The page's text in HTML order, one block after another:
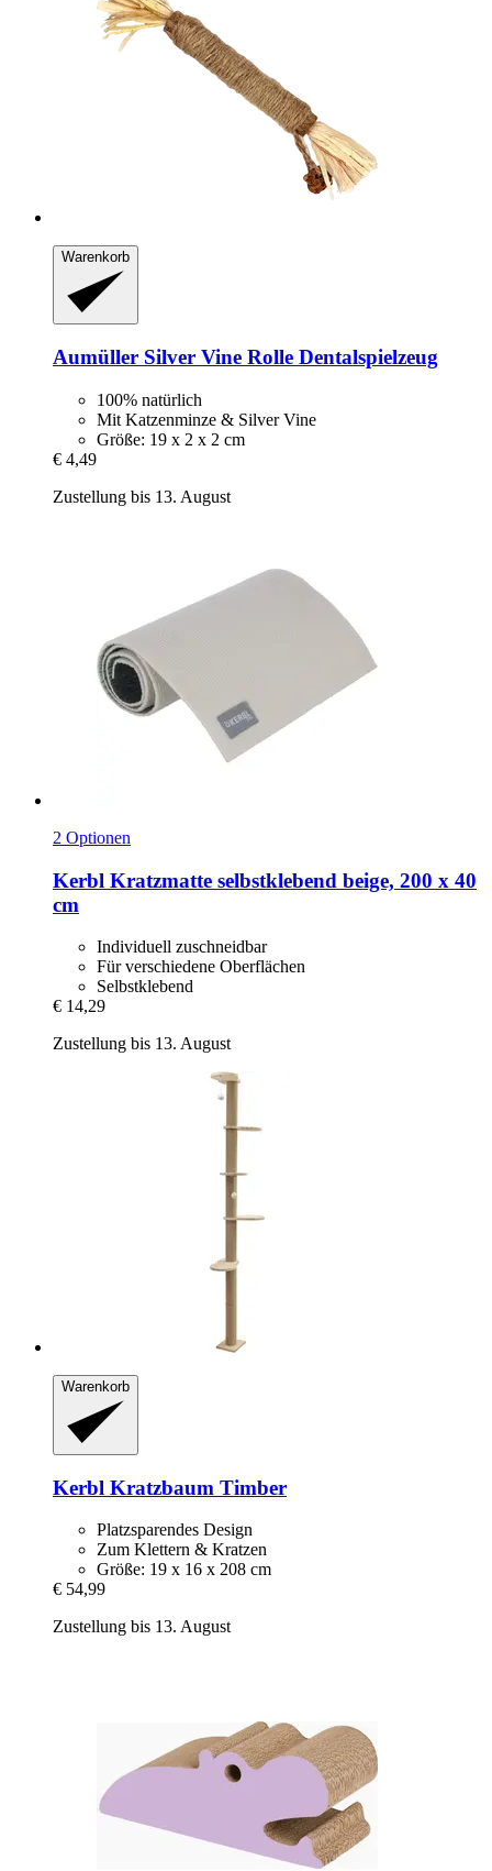
Warenkorb
Aumüller Silver Vine Rolle Dentalspielzeug
100% natürlich
Mit Katzenminze & Silver Vine
Größe: 19 x 2 x 2 cm
€ 4,49
Zustellung bis 13. August
2 Optionen
Kerbl Kratzmatte selbstklebend beige, 200 x 40
cm
Individuell zuschneidbar
Für verschiedene Oberflächen
Selbstklebend
€ 14,29
Zustellung bis 13. August
Warenkorb
Kerbl Kratzbaum Timber
Platzsparendes Design
Zum Klettern & Kratzen
Größe: 19 x 16 x 208 cm
€ 54,99
Zustellung bis 13. August